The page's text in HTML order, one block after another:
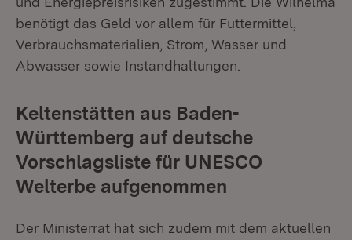
benötigt das Geld vor allem für Futtermittel,
Verbrauchsmaterialien, Strom, Wasser und
Abwasser sowie Instandhaltungen.
Keltenstätten aus Baden-
Württemberg auf deutsche
Vorschlagsliste für UNESCO
Welterbe aufgenommen
Der Ministerrat hat sich zudem mit dem aktuellen